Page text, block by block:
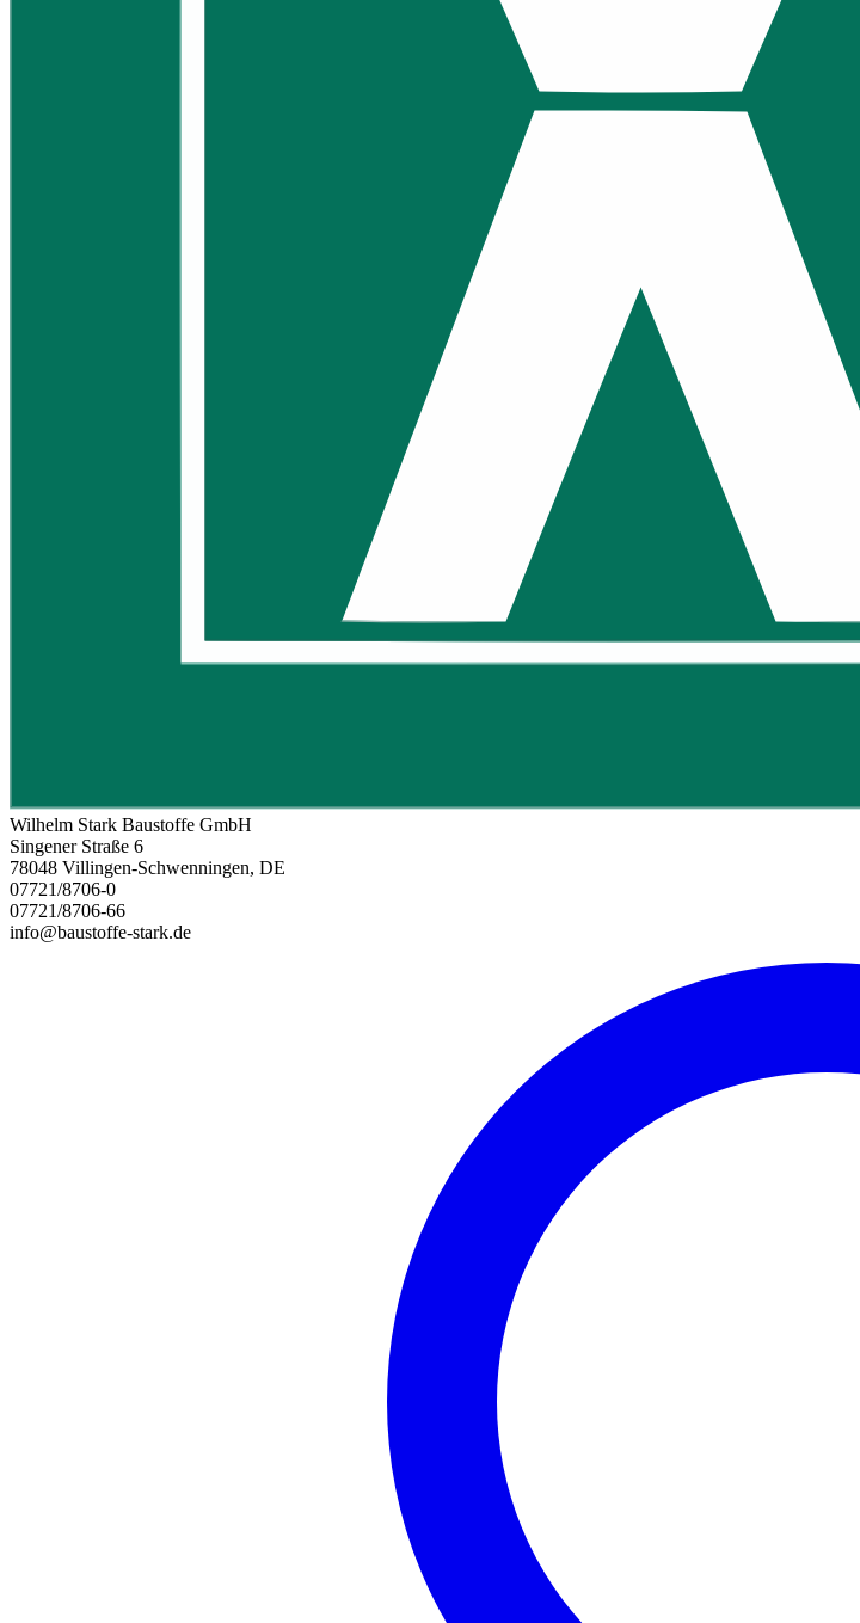
Wilhelm Stark Baustoffe GmbH
Singener Straße 6
78048 Villingen-Schwenningen, DE
07721/8706-0
07721/8706-66
info@baustoffe-stark.de